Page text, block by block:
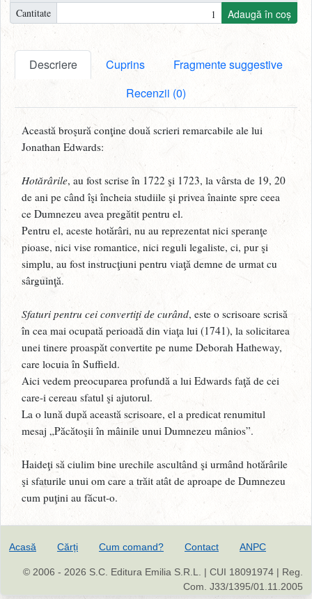
Cantitate Adaugă în coș
Descriere Cuprins
Fragmente suggestive
Recenzii (0)
Această broşură conţine două scrieri remarcabile ale lui
Jonathan Edwards:
Hotărârile, au fost scrise în 1722 şi 1723, la vârsta de 19, 20
de ani pe când îşi încheia studiile şi privea înainte spre ceea
ce Dumnezeu avea pregătit pentru el.
Pentru el, aceste hotărâri, nu au reprezentat nici speranţe
pioase, nici vise romantice, nici reguli legaliste, ci, pur şi
simplu, au fost instrucţiuni pentru viaţă demne de urmat cu
sârguinţă.
Sfaturi pentru cei convertiţi de curând, este o scrisoare scrisă
în cea mai ocupată perioadă din viaţa lui (1741), la solicitarea
unei tinere proaspăt convertite pe nume Deborah Hatheway,
care locuia în Suffield.
Aici vedem preocuparea profundă a lui Edwards faţă de cei
care-i cereau sfatul şi ajutorul.
La o lună după această scrisoare, el a predicat renumitul
mesaj „Păcătoşii în mâinile unui Dumnezeu mânios”.
Haideţi să ciulim bine urechile ascultând şi urmând hotărârile
şi sfaturile unui om care a trăit atât de aproape de Dumnezeu
cum puţini au făcut-o.
Acasă Cărți Cum comand? Contact ANPC
© 2006 - 2026 S.C. Editura Emilia S.R.L. | CUI 18091974 | Reg.
Com. J33/1395/01.11.2005